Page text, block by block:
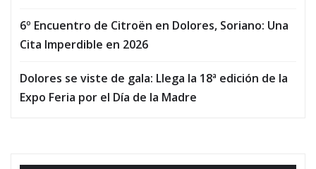
6º Encuentro de Citroën en Dolores, Soriano: Una
Cita Imperdible en 2026
Dolores se viste de gala: Llega la 18ª edición de la
Expo Feria por el Día de la Madre